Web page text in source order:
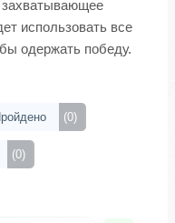
захватывающее
использовать все
одержать победу.
(0)
(0)